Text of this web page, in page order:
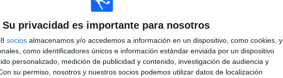
Su privacidad es importante para nosotros
socios almacenamos y/o accedemos a información en un dispositivo, como cookies, y
como identificadores únicos e información estándar enviada por un dispositivo
personalizado, medición de publicidad y contenido, investigación de audiencia y
su permiso, nosotros y nuestros socios podemos utilizar datos de localización
31
RIVALES
4
VS Southend
Utd.
TOTAL
2
COMPETICIONES
RANKING POR COMPETICIONES